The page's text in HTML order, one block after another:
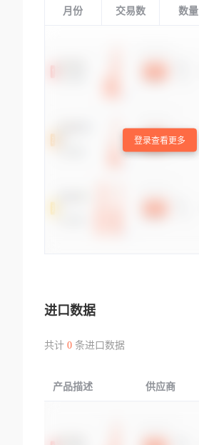
月份 交易数 数量
登录查看更多
进口数据
共计 0条进口数据
产品描述 供应商